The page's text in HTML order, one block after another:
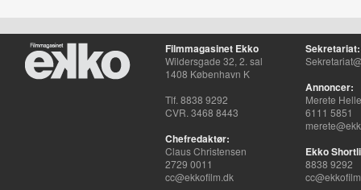
Filmmagasinet Ekko
Wildersgade 32, 2. sal
1408 København K
Tlf. 8838 9292
CVR. 3468 8443
Chefredaktør:
Claus Christensen
2729 0011
cc@ekkofilm.dk
Sekretariat:
Annoncer:
Merete
6111 5851
Ekko
8838 9292